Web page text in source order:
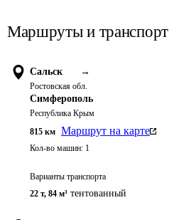
Маршруты и транспорт
Сальск →
Ростовская обл.
Симферополь
Республика Крым
815 км Маршрут на карте
Кол-во машин: 1
Варианты транспорта
22 т, 84 м³ тентованный